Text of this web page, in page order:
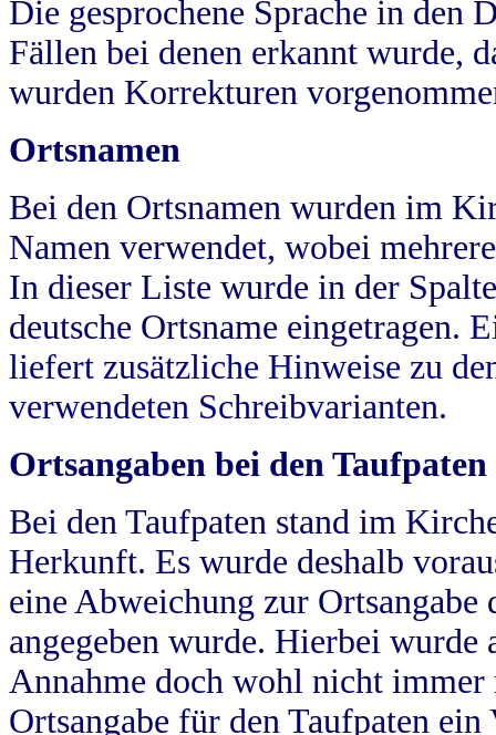
Die gesprochene Sprache in
Fällen bei denen erkannt wurde,
wurden Korrekturen
Ortsnamen
Bei den Ortsnamen wurden im
Namen verwendet, wobei
In dieser Liste wurde in der
deutsche Ortsname eingetragen.
liefert zusätzliche Hinweise zu
verwendeten Schreibvarianten.
Ortsangaben bei den Taufpaten
Bei den Taufpaten stand im
Herkunft. Es wurde deshalb
eine Abweichung zur
angegeben wurde. Hierbei wurde
Annahme doch wohl nicht
Ortsangabe für den Taufpaten